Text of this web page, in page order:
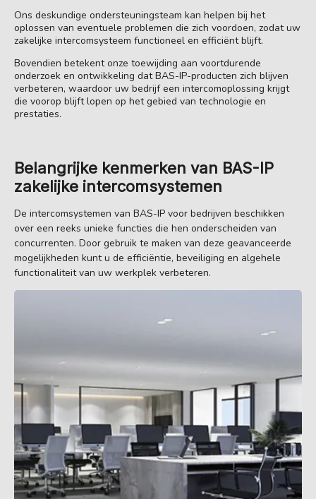
Ons deskundige ondersteuningsteam kan helpen bij het
oplossen van eventuele problemen die zich voordoen, zodat uw
zakelijke intercomsysteem functioneel en efficiënt blijft.
Bovendien betekent onze toewijding aan voortdurende
onderzoek en ontwikkeling dat BAS-IP-producten zich blijven
verbeteren, waardoor uw bedrijf een intercomoplossing krijgt
die voorop blijft lopen op het gebied van technologie en
prestaties.
Belangrijke kenmerken van BAS-IP
zakelijke intercomsystemen
De intercomsystemen van BAS-IP voor bedrijven beschikken
over een reeks unieke functies die hen onderscheiden van
concurrenten. Door gebruik te maken van deze geavanceerde
mogelijkheden kunt u de efficiëntie, beveiliging en algehele
functionaliteit van uw werkplek verbeteren.